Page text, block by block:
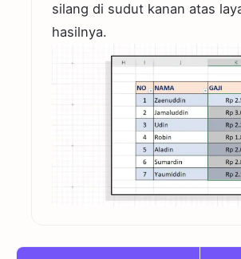
silang di sudut kanan atas
hasilnya.